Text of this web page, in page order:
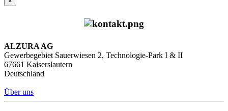
ALZURA AG
Gewerbegebiet Sauerwiesen 2, Technologie-Park I & II
67661 Kaiserslautern
Deutschland
Über uns